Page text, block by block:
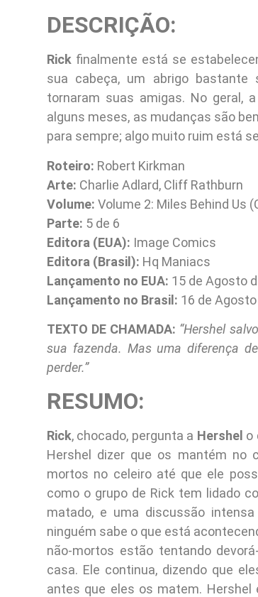
DESCRIÇÃO:
Rick finalmente está se
sua cabeça, um abrigo
tornaram suas amigas. No geral,
alguns meses, as mudanças são
para sempre; algo muito ruim está
Roteiro: Robert Kirkman
Arte: Charlie Adlard, Cliff Rathburn
Volume: Volume 2: Miles Behind Us
Parte: 5 de 6
Editora (EUA): Image Comics
Editora (Brasil): Hq Maniacs
Lançamento no EUA: 15 de Agosto
Lançamento no Brasil: 16 de
TEXTO DE CHAMADA: “Hershel
sua fazenda. Mas uma diferença
perder.”
RESUMO:
Rick, chocado, pergunta a Hershel o
Hershel dizer que os mantém no
mortos no celeiro até que ele
como o grupo de Rick tem lidado
matado, e uma discussão
ninguém sabe o que está
não-mortos estão tentando
casa. Ele continua, dizendo que
antes que eles os matem. Hershel